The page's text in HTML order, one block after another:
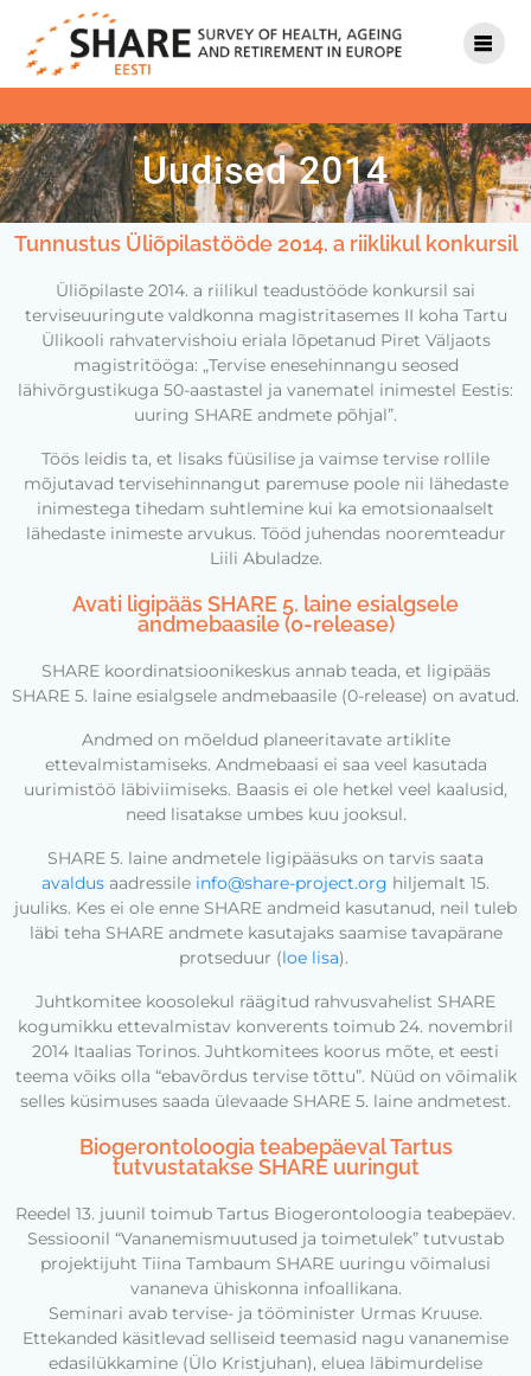
Uudised 2014
Tunnustus Üliõpilastööde 2014. a riiklikul konkursil
Üliõpilaste 2014. a riilikul teadustööde konkursil sai
terviseuuringute valdkonna magistritasemes II koha Tartu
Ülikooli rahvatervishoiu eriala lõpetanud Piret Väljaots
magistritööga: „Tervise enesehinnangu seosed
lähivõrgustikuga 50-aastastel ja vanematel inimestel Eestis:
uuring SHARE andmete põhjal”.
Töös leidis ta, et lisaks füüsilise ja vaimse tervise rollile
mõjutavad tervisehinnangut paremuse poole nii lähedaste
inimestega tihedam suhtlemine kui ka emotsionaalselt
lähedaste inimeste arvukus. Tööd juhendas nooremteadur
Liili Abuladze.
Avati ligipääs SHARE 5. laine esialgsele
andmebaasile (0-release)
SHARE koordinatsioonikeskus annab teada, et ligipääs
SHARE 5. laine esialgsele andmebaasile (0-release) on avatud.
Andmed on mõeldud planeeritavate artiklite
ettevalmistamiseks. Andmebaasi ei saa veel kasutada
uurimistöö läbiviimiseks. Baasis ei ole hetkel veel kaalusid,
need lisatakse umbes kuu jooksul.
SHARE 5. laine andmetele ligipääsuks on tarvis saata
avaldus aadressile info@share-project.org hiljemalt 15.
juuliks. Kes ei ole enne SHARE andmeid kasutanud, neil tuleb
läbi teha SHARE andmete kasutajaks saamise tavapärane
protseduur (loe lisa).
Juhtkomitee koosolekul räägitud rahvusvahelist SHARE
kogumikku ettevalmistav konverents toimub 24. novembril
2014 Itaalias Torinos. Juhtkomitees koorus mõte, et eesti
teema võiks olla “ebavõrdus tervise tõttu”. Nüüd on võimalik
selles küsimuses saada ülevaade SHARE 5. laine andmetest.
Biogerontoloogia teabepäeval Tartus
tutvustatakse SHARE uuringut
Reedel 13. juunil toimub Tartus Biogerontoloogia teabepäev.
Sessioonil “Vananemismuutused ja toimetulek” tutvustab
projektijuht Tiina Tambaum SHARE uuringu võimalusi
vananeva ühiskonna infoallikana.
Seminari avab tervise-­ ja tööminister Urmas Kruuse.
Ettekanded käsitlevad selliseid teemasid nagu vananemise
edasilükkamine (Ülo Kristjuhan), eluea läbimurdelise